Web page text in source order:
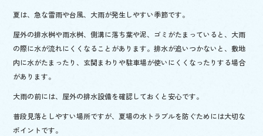
夏は、急な雷雨や台風、大雨が発生しやすい季節です。
屋外の排水桝や雨水桝、側溝に落ち葉や泥、ゴミがたまっていると、大雨
の際に水が流れにくくなることがあります。排水が追いつかないと、敷地
内に水がたまったり、玄関まわりや駐車場が使いにくくなったりする場合
があります。
大雨の前には、屋外の排水設備を確認しておくと安心です。
普段見落としやすい場所ですが、夏場の水トラブルを防ぐためには大切な
ポイントです。